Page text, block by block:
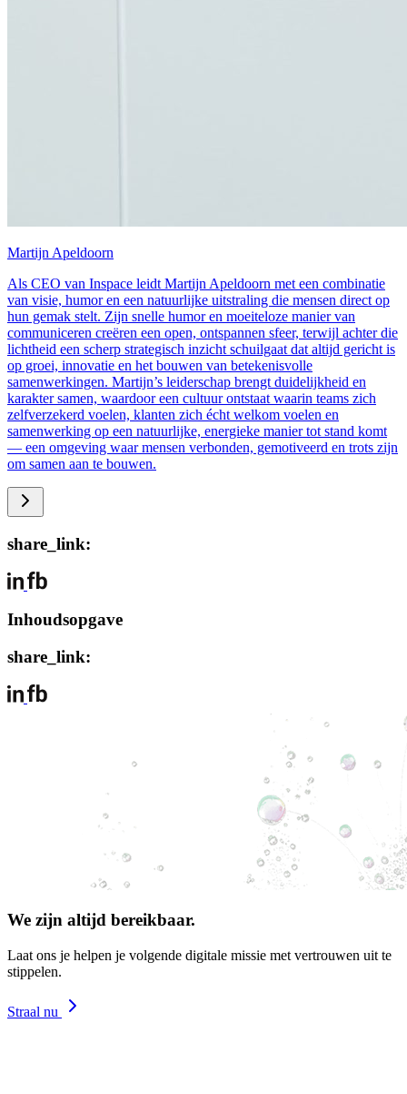
Martijn Apeldoorn
Als CEO van Inspace leidt Martijn Apeldoorn met een combinatie
van visie, humor en een natuurlijke uitstraling die mensen direct op
hun gemak stelt. Zijn snelle humor en moeiteloze manier van
communiceren creëren een open, ontspannen sfeer, terwijl achter die
lichtheid een scherp strategisch inzicht schuilgaat dat altijd gericht is
op groei, innovatie en het bouwen van betekenisvolle
samenwerkingen. Martijn’s leiderschap brengt duidelijkheid en
karakter samen, waardoor een cultuur ontstaat waarin teams zich
zelfverzekerd voelen, klanten zich écht welkom voelen en
samenwerking op een natuurlijke, energieke manier tot stand komt
— een omgeving waar mensen verbonden, gemotiveerd en trots zijn
om samen aan te bouwen.
share_link:
Inhoudsopgave
share_link:
We zijn altijd bereikbaar.
Laat ons je helpen je volgende digitale missie met vertrouwen uit te
stippelen.
Straal nu